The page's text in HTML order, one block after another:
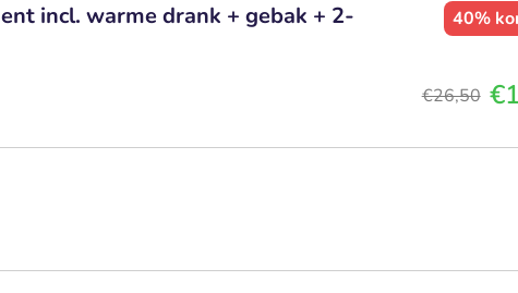
incl. warme drank + gebak + 2-
40%
€26,50